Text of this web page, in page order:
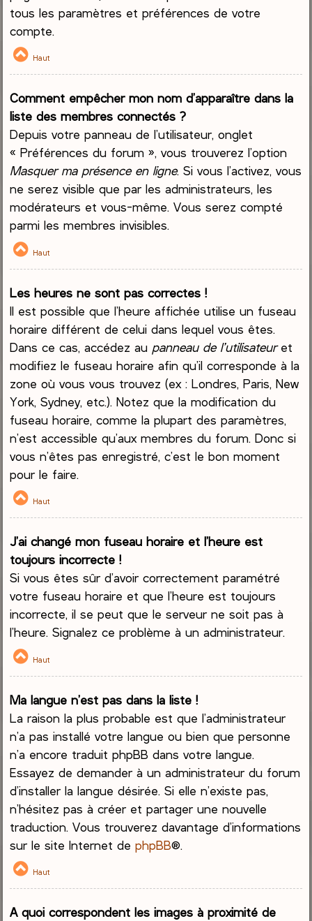
tous les paramètres et préférences de votre
compte.
Haut
Comment empêcher mon nom d’apparaître dans la
liste des membres connectés ?
Depuis votre panneau de l’utilisateur, onglet
« Préférences du forum », vous trouverez l’option
Masquer ma présence en ligne. Si vous l’activez, vous
ne serez visible que par les administrateurs, les
modérateurs et vous-même. Vous serez compté
parmi les membres invisibles.
Haut
Les heures ne sont pas correctes !
Il est possible que l’heure affichée utilise un fuseau
horaire différent de celui dans lequel vous êtes.
Dans ce cas, accédez au panneau de l’utilisateuret
modifiez le fuseau horaire afin qu’il corresponde à la
zone où vous vous trouvez (ex : Londres, Paris, New
York, Sydney, etc.). Notez que la modification du
fuseau horaire, comme la plupart des paramètres,
n’est accessible qu’aux membres du forum. Donc si
vous n’êtes pas enregistré, c’est le bon moment
pour le faire.
Haut
J’ai changé mon fuseau horaire et l’heure est
toujours incorrecte !
Si vous êtes sûr d’avoir correctement paramétré
votre fuseau horaire et que l’heure est toujours
incorrecte, il se peut que le serveur ne soit pas à
l’heure. Signalez ce problème à un administrateur.
Haut
Ma langue n’est pas dans la liste !
La raison la plus probable est que l’administrateur
n’a pas installé votre langue ou bien que personne
n’a encore traduit phpBB dans votre langue.
Essayez de demander à un administrateur du forum
d’installer la langue désirée. Si elle n’existe pas,
n’hésitez pas à créer et partager une nouvelle
traduction. Vous trouverez davantage d’informations
sur le site Internet dephpBB®.
Haut
A quoi correspondent les images à proximité de